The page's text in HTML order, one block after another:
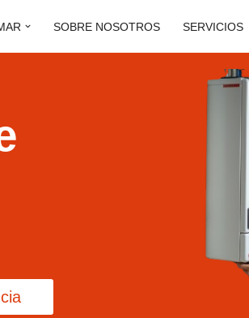
SOBRE NOSOTROS SERVICIOS